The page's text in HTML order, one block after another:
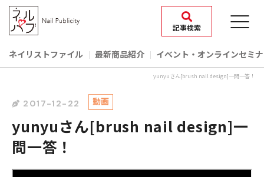
記事検索
ネイリストファイル 最新商品紹介 イベント‧オンラインセミ
yunyuさん[brush nail design]一問一答！
2017-12-22 動画
yunyuさん[brush nail design]一
問一答！